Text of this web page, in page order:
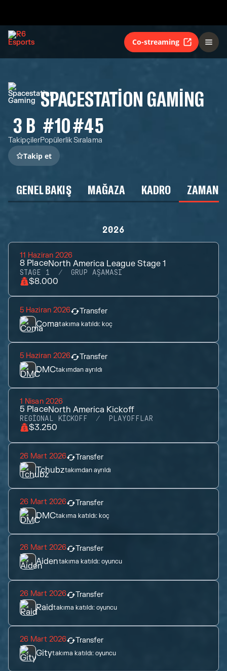
Co-streaming
SPACESTATION GAMING
3 B
Takipçiler
#10
Popülerlik
#45
Sıralama
Takip et
GENEL BAKIŞ MAĞAZA KADRO ZAMAN
2026
11 Haziran 2026
8 PlaceNorth America League Stage 1
STAGE 1 GRUP AŞAMASI
$8.000
5 Haziran 2026 Transfer
Comatakıma katıldı: koç
5 Haziran 2026 Transfer
DMCtakımdan ayrıldı
1 Nisan 2026
5 PlaceNorth America Kickoff
REGIONAL KICKOFF PLAYOFFLAR
$3.250
26 Mart 2026 Transfer
Tchubztakımdan ayrıldı
26 Mart 2026 Transfer
DMCtakıma katıldı: koç
26 Mart 2026 Transfer
Aidentakıma katıldı:oyuncu
26 Mart 2026 Transfer
Raidtakıma katıldı: oyuncu
26 Mart 2026 Transfer
Gitytakıma katıldı: oyuncu